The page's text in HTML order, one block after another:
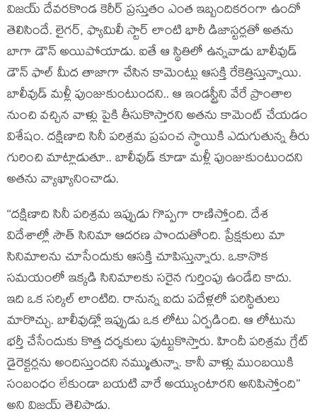
విజయ్ దేవరకొండ కెరీర్ ప్రస్తుతం ఎంత ఇబ్బందికరంగా ఉందో
తెలిసిందే. లైగర్, ఫ్యామిలీ స్టార్ లాంటి భారీ డిజాస్టర్లతో అతను
బాగా డౌన్ అయిపోయాడు. ఐతే ఆ స్థితిలో ఉన్నవాడు బాలీవుడ్
డౌన్ ఫాల్ మీద తాజాగా చేసిన కామెంట్లు ఆసక్తి రేకెత్తిస్తున్నాయి.
బాలీవుడ్ మళ్లీ పుంజుకుంటుందని.. ఆ ఇండస్ట్రీని వేరే ప్రాంతాల
నుంచి వచ్చిన వాళ్లు పైకి తీసుకొస్తారని అతను కామెంట్ చేయడం
విశేషం. దక్షిణాది సినీ పరిశ్రమ ప్రపంచ స్థాయికి ఎదుగుతున్న తీరు
గురించి మాట్లాడుతూ.. బాలీవుడ్ కూడా మళ్లీ పుంజుకుంటుందని
అతను వ్యాఖ్యానించాడు.
‘‘దక్షిణాది సినీ పరిశ్రమ ఇప్పుడు గొప్పగా రాణిస్తోంది. దేశ
విదేశాల్లో సౌత్ సినిమా ఆదరణ పొందుతోంది. ప్రేక్షకులు మా
సినిమాలను చూసేందుకు ఆసక్తి చూపిస్తున్నారు. ఒకానొక
సమయంలో ఇక్కడి సినిమాలకు సరైన గుర్తింపు ఉండేది కాదు.
ఇది ఒక సర్కిల్ లాంటిది. రానున్న ఐదు పదేళ్లలో పరిస్థితులు
మారొచ్చు. బాలీవుడ్లో ఇప్పుడు ఒక లోటు ఏర్పడింది. ఆ లోటును
భర్తీ చేసేందుకు కొత్త దర్శకులు పుట్టుకొస్తారు. హిందీ పరిశ్రమ గ్రేట్
డైరెక్టర్లను అందిస్తుందని నమ్ముతున్నా. కానీ వాళ్లు ముంబయికి
సంబంధం లేకుండా బయటి వారే అయ్యుంటారని అనిపిస్తోంది’’
అని విజయ్ తెలిపాడు.